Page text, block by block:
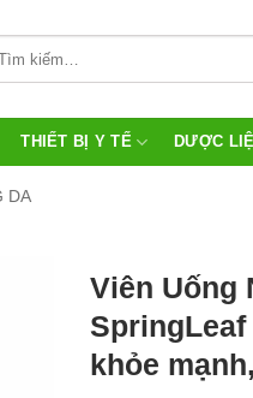
THIẾT BỊ Y TẾ DƯỢC
DA
Viên Uống
khỏe